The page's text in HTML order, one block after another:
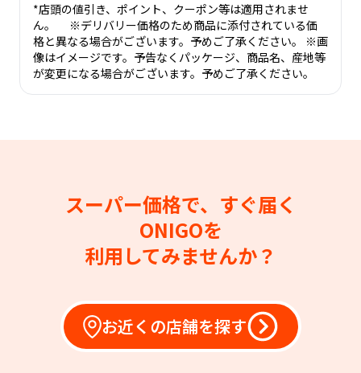
*店頭の値引き、ポイント、クーポン等は適用されませ
ん。 ※デリバリー価格のため商品に添付されている価
格と異なる場合がございます。予めご了承ください。 ※画
像はイメージです。予告なくパッケージ、商品名、産地等
が変更になる場合がございます。予めご了承ください。
スーパー価格で、すぐ届く
ONIGOを
利用してみませんか？
お近くの店舗を探す